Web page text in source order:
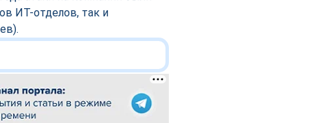
ИТ-отделов, так и